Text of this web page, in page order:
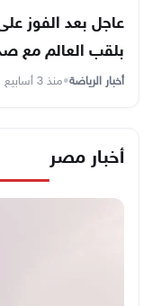
عاجل بعد الفوز
بلقب العالم مع
أخبار الرياضة•منذ 3 أسابيع
أخبار مصر